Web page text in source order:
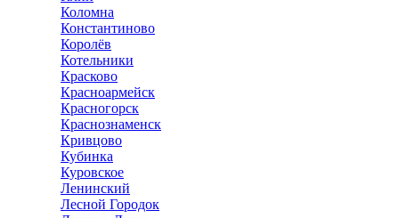
Коломна
Константиново
Королёв
Котельники
Красково
Красноармейск
Красногорск
Краснознаменск
Кривцово
Кубинка
Куровское
Ленинский
Лесной Городок